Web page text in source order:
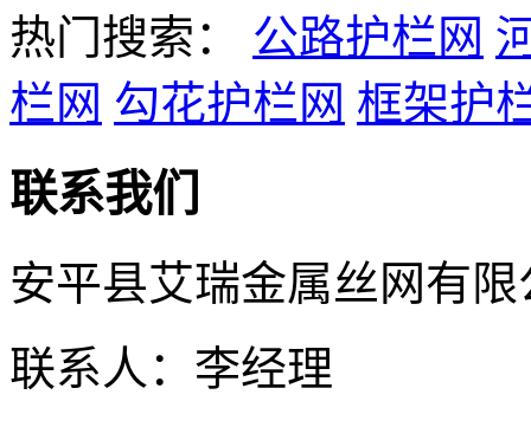
热门搜索： 公路护栏网
栏网 勾花护栏网 框架护
联系我们
安平县艾瑞金属丝网有限
联系人：李经理